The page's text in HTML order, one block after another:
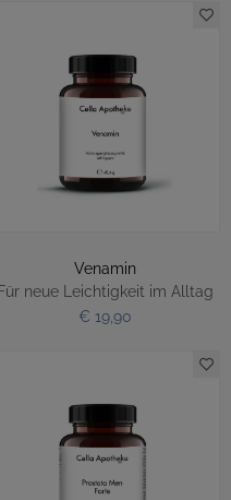
Venamin
Für neue Leichtigkeit im Alltag
€ 19,90